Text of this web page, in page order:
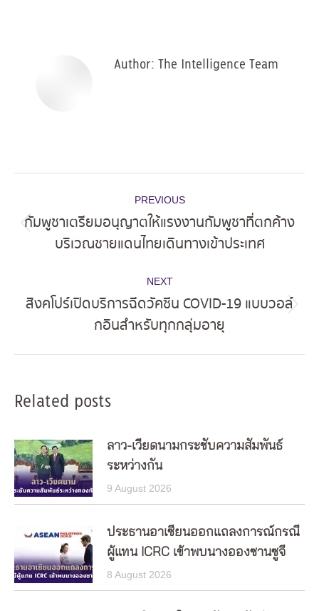
Author: The Intelligence Team
navigation
PREVIOUS
post:
กัมพูชาเตรียมอนุญาตให้แรงงานกัมพูชาที่ตกค้าง
บริเวณชายแดนไทยเดินทางเข้าประเทศ
NEXT
post:
สิงคโปร์เปิดบริการฉีดวัคซีน COVID-19 แบบวอล์
กอินสำหรับทุกกลุ่มอายุ
Related posts
ลาว-เวียดนามกระชับความสัมพันธ์
ระหว่างกัน
9 August 2026
ประธานอาเซียนออกแถลงการณ์กรณี
ผู้แทน ICRC เข้าพบนางอองซานซูจี
8 August 2026